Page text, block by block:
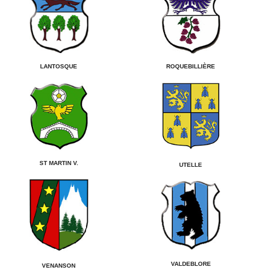
LANTOSQUE ROQUEBILLIÈRE
ST MARTIN V. UTELLE
VENANSON VALDEBLORE